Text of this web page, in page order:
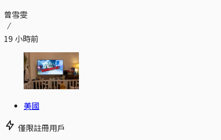
曾雪雯
19 小時前
美國
僅限註冊用戶